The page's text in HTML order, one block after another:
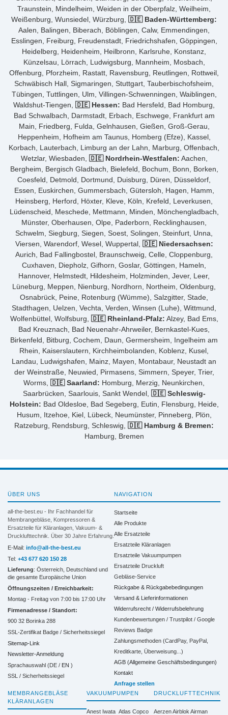
Traunstein, Mindelheim, Weiden in der Oberpfalz, Weilheim,
Weißenburg, Wunsiedel, Würzburg, 🇩🇪 Baden-Württemberg:
Aalen, Balingen, Biberach, Böblingen, Calw, Emmendingen,
Esslingen, Freiburg, Freudenstadt, Friedrichshafen, Göppingen,
Heidelberg, Heidenheim, Heilbronn, Karlsruhe, Konstanz,
Künzelsau, Lörrach, Ludwigsburg, Mannheim, Mosbach,
Offenburg, Pforzheim, Rastatt, Ravensburg, Reutlingen, Rottweil,
Schwäbisch Hall, Sigmaringen, Stuttgart, Tauberbischofsheim,
Tübingen, Tuttlingen, Ulm, Villingen-Schwenningen, Waiblingen,
Waldshut-Tiengen, 🇩🇪 Hessen: Bad Hersfeld, Bad Homburg,
Bad Schwalbach, Darmstadt, Erbach, Eschwege, Frankfurt am
Main, Friedberg, Fulda, Gelnhausen, Gießen, Groß-Gerau,
Heppenheim, Hofheim am Taunus, Homberg (Efze), Kassel,
Korbach, Lauterbach, Limburg an der Lahn, Marburg, Offenbach,
Wetzlar, Wiesbaden, 🇩🇪 Nordrhein-Westfalen: Aachen,
Bergheim, Bergisch Gladbach, Bielefeld, Bochum, Bonn, Borken,
Coesfeld, Detmold, Dortmund, Duisburg, Düren, Düsseldorf,
Essen, Euskirchen, Gummersbach, Gütersloh, Hagen, Hamm,
Heinsberg, Herford, Höxter, Kleve, Köln, Krefeld, Leverkusen,
Lüdenscheid, Meschede, Mettmann, Minden, Mönchengladbach,
Münster, Oberhausen, Olpe, Paderborn, Recklinghausen,
Schwelm, Siegburg, Siegen, Soest, Solingen, Steinfurt, Unna,
Viersen, Warendorf, Wesel, Wuppertal, 🇩🇪 Niedersachsen:
Aurich, Bad Fallingbostel, Braunschweig, Celle, Cloppenburg,
Cuxhaven, Diepholz, Gifhorn, Goslar, Göttingen, Hameln,
Hannover, Helmstedt, Hildesheim, Holzminden, Jever, Leer,
Lüneburg, Meppen, Nienburg, Nordhorn, Northeim, Oldenburg,
Osnabrück, Peine, Rotenburg (Wümme), Salzgitter, Stade,
Stadthagen, Uelzen, Vechta, Verden, Winsen (Luhe), Wittmund,
Wolfenbüttel, Wolfsburg, 🇩🇪 Rheinland-Pfalz: Alzey, Bad Ems,
Bad Kreuznach, Bad Neuenahr-Ahrweiler, Bernkastel-Kues,
Birkenfeld, Bitburg, Cochem, Daun, Germersheim, Ingelheim am
Rhein, Kaiserslautern, Kirchheimbolanden, Koblenz, Kusel,
Landau, Ludwigshafen, Mainz, Mayen, Montabaur, Neustadt an
der Weinstraße, Neuwied, Pirmasens, Simmern, Speyer, Trier,
Worms, 🇩🇪 Saarland: Homburg, Merzig, Neunkirchen,
Saarbrücken, Saarlouis, Sankt Wendel, 🇩🇪 Schleswig-
Holstein: Bad Oldesloe, Bad Segeberg, Eutin, Flensburg, Heide,
Husum, Itzehoe, Kiel, Lübeck, Neumünster, Pinneberg, Plön,
Ratzeburg, Rendsburg, Schleswig, 🇩🇪 Hamburg & Bremen:
Hamburg, Bremen
ÜBER UNS
all-the-best.eu - Ihr Fachhandel für
Membrangebläse, Kompressoren &
Ersatzteile für Kläranlagen, Vakuum- &
Drucklufttechnik. Über 30 Jahre Erfahrung.
E-Mail: info@all-the-best.eu
Tel: +43 677 620 150 28
Lieferung: Österreich, Deutschland und
die gesamte Europäische Union
Öffnungszeiten / Erreichbarkeit:
Montag - Freitag von 7:00 bis 17:00 Uhr
Firmenadresse / Standort:
900 32 Borinka 288
SSL-Zertifikat Badge / Sicherheitssiegel
Sitemap-Link
Newsletter-Anmeldung
Sprachauswahl (DE / EN )
SSL / Sicherheitssiegel
NAVIGATION
Startseite
Alle Produkte
Alle Ersatzteile
Ersatzteile Kläranlagen
Ersatzteile Vakuumpumpen
Ersatzteile Druckluft
Gebläse-Service
Rückgabe & Rückgabebedingungen
Versand & Lieferinformationen
Widerrufsrecht / Widerrufsbelehrung
Kundenbewertungen / Trustpilot / Google
Reviews Badge
Zahlungsmethoden (CardPay, PayPal,
Kreditkarte, Überweisung...)
AGB (Allgemeine Geschäftsbedingungen)
Kontakt
Anfrage stellen
MEMBRANGEBLÄSE
KLÄRANLAGEN
VAKUUMPUMPEN
Anest Iwata Atlas Copco
DRUCKLUFTTECHNIK
AerzenAirblok Airman